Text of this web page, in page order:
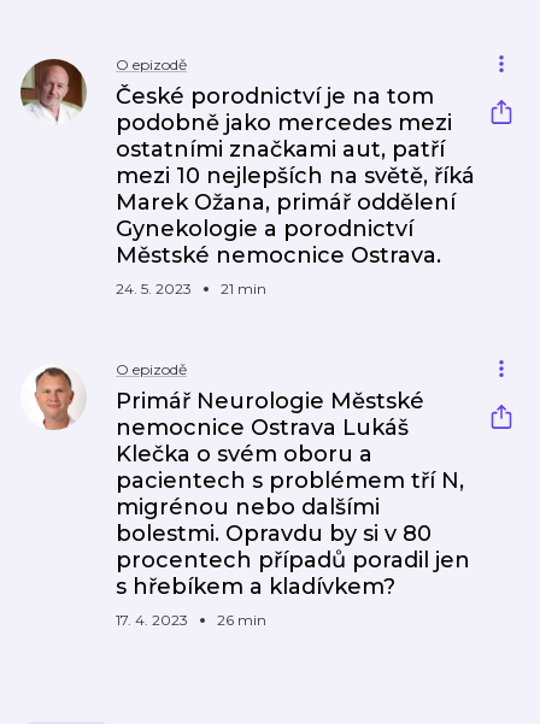
O epizodě
České porodnictví je na tom
podobně jako mercedes mezi
ostatními značkami aut, patří
mezi 10 nejlepších na světě, říká
Marek Ožana, primář oddělení
Gynekologie a porodnictví
Městské nemocnice Ostrava.
24. 5. 2023 21 min
O epizodě
Primář Neurologie Městské
nemocnice Ostrava Lukáš
Klečka o svém oboru a
pacientech s problémem tří N,
migrénou nebo dalšími
bolestmi. Opravdu by si v 80
procentech případů poradil jen
s hřebíkem a kladívkem?
17. 4. 2023 26 min